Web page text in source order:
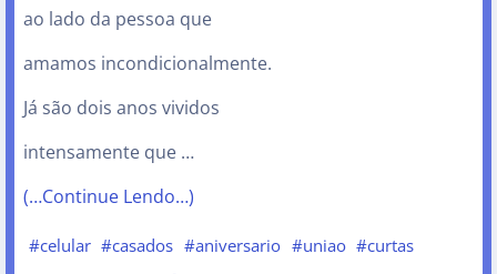
ao lado da pessoa que
amamos incondicionalmente.
Já são dois anos vividos
intensamente que …
(…Continue Lendo…)
#celular #casados #aniversario #uniao #curtas